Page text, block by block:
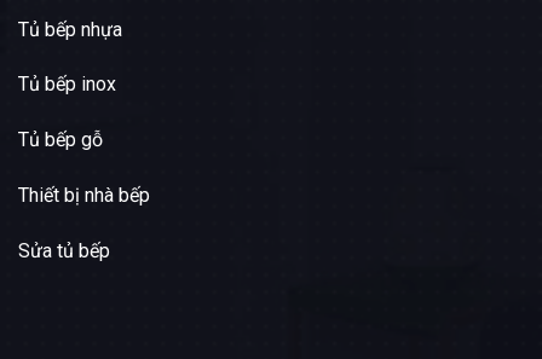
Tủ bếp nhựa
Tủ bếp inox
Tủ bếp gỗ
Thiết bị nhà bếp
Sửa tủ bếp